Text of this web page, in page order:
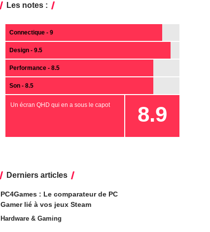
Les notes :
Connectique - 9
Design - 9.5
Performance - 8.5
Son - 8.5
8.9
Un écran QHD qui en a sous le capot
Derniers articles
PC4Games : Le comparateur de PC
Gamer lié à vos jeux Steam
Hardware & Gaming